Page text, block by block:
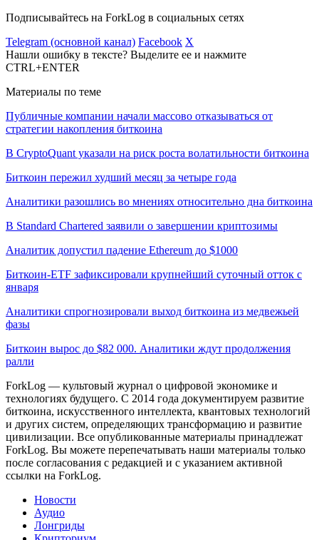
Подписывайтесь на ForkLog в социальных сетях
Telegram (основной канал) Facebook X
Нашли ошибку в тексте? Выделите ее и нажмите
CTRL+ENTER
Материалы по теме
Публичные компании начали массово отказываться от
стратегии накопления биткоина
В CryptoQuant указали на риск роста волатильности биткоина
Биткоин пережил худший месяц за четыре года
Аналитики разошлись во мнениях относительно дна биткоина
В Standard Chartered заявили о завершении криптозимы
Аналитик допустил падение Ethereum до $1000
Биткоин-ETF зафиксировали крупнейший суточный отток с
января
Аналитики спрогнозировали выход биткоина из медвежьей
фазы
Биткоин вырос до $82 000. Аналитики ждут продолжения
ралли
ForkLog — культовый журнал о цифровой экономике и
технологиях будущего. С 2014 года документируем развитие
биткоина, искусственного интеллекта, квантовых технологий
и других систем, определяющих трансформацию и развитие
цивилизации. Все опубликованные материалы принадлежат
ForkLog. Вы можете перепечатывать наши материалы только
после согласования с редакцией и с указанием активной
ссылки на ForkLog.
Новости
Аудио
Лонгриды